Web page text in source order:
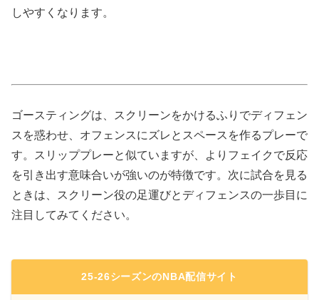
しやすくなります。
ゴースティングは、スクリーンをかけるふりでディフェン
スを惑わせ、オフェンスにズレとスペースを作るプレーで
す。スリッププレーと似ていますが、よりフェイクで反応
を引き出す意味合いが強いのが特徴です。次に試合を見る
ときは、スクリーン役の足運びとディフェンスの一歩目に
注目してみてください。
25-26シーズンのNBA配信サイト